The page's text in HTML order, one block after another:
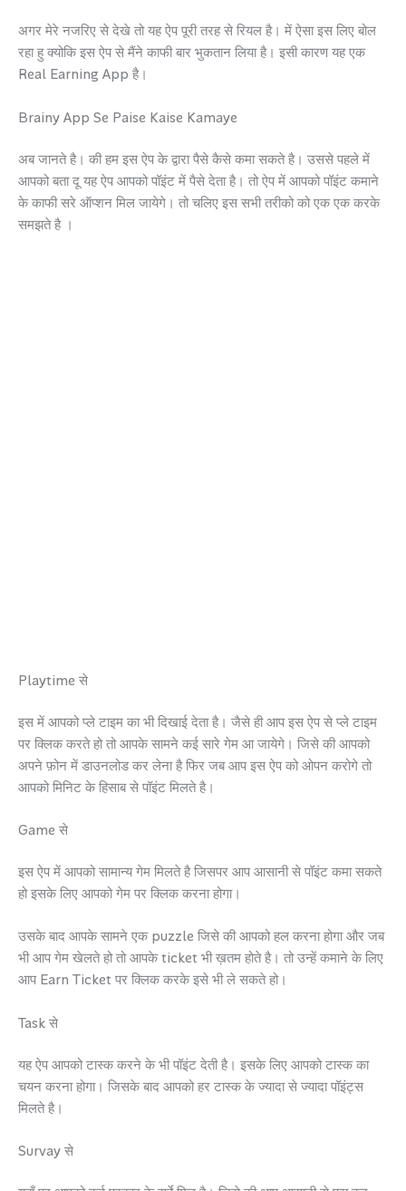
अगर मेरे नजरिए से देखे तो यह ऐप पूरी तरह से रियल है। में ऐसा इस लिए बोल
रहा हु क्योकि इस ऐप से मैंने काफी बार भुकतान लिया है। इसी कारण यह एक
Real Earning App है।
Brainy App Se Paise Kaise Kamaye
अब जानते है। की हम इस ऐप के द्वारा पैसे कैसे कमा सकते है। उससे पहले में
आपको बता दू यह ऐप आपको पॉइंट में पैसे देता है। तो ऐप में आपको पॉइंट कमाने
के काफी सरे ऑप्शन मिल जायेगे। तो चलिए इस सभी तरीको को एक एक करके
समझते है ।
Playtime से
इस में आपको प्ले टाइम का भी दिखाई देता है। जैसे ही आप इस ऐप से प्ले टाइम
पर क्लिक करते हो तो आपके सामने कई सारे गेम आ जायेगे। जिसे की आपको
अपने फ़ोन में डाउनलोड कर लेना है फिर जब आप इस ऐप को ओपन करोगे तो
आपको मिनिट के हिसाब से पॉइंट मिलते है।
Game से
इस ऐप में आपको सामान्य गेम मिलते है जिसपर आप आसानी से पॉइंट कमा सकते
हो इसके लिए आपको गेम पर क्लिक करना होगा।
उसके बाद आपके सामने एक puzzle जिसे की आपको हल करना होगा और जब
भी आप गेम खेलते हो तो आपके ticket भी ख़तम होते है। तो उन्हें कमाने के लिए
आप Earn Ticket पर क्लिक करके इसे भी ले सकते हो।
Task से
यह ऐप आपको टास्क करने के भी पॉइंट देती है। इसके लिए आपको टास्क का
चयन करना होगा। जिसके बाद आपको हर टास्क के ज्यादा से ज्यादा पॉइंट्स
मिलते है।
Survay से